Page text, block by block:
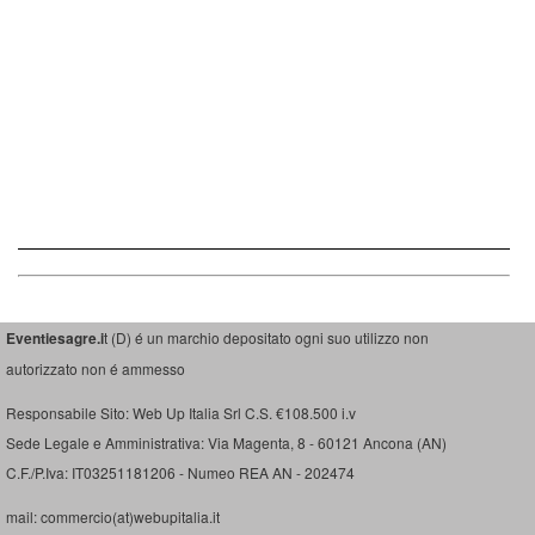
Eventiesagre.it (D) é un marchio depositato ogni suo utilizzo non
autorizzato non é ammesso
Responsabile Sito: Web Up Italia Srl C.S. €108.500 i.v
Sede Legale e Amministrativa: Via Magenta, 8 - 60121 Ancona (AN)
C.F./P.Iva: IT03251181206 - Numeo REA AN - 202474
mail: commercio(at)webupitalia.it